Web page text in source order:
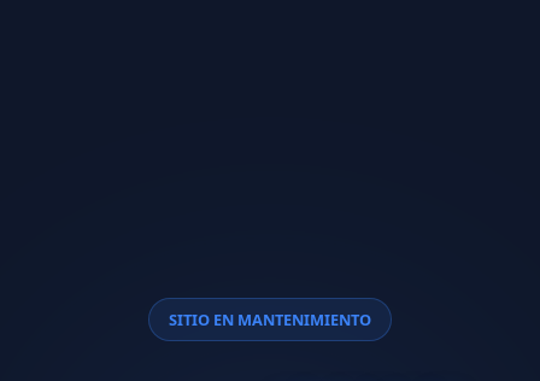
SITIO EN MANTENIMIENTO